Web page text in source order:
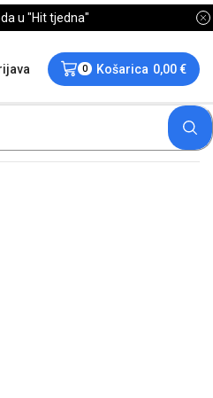
0 Košarica 0,00€